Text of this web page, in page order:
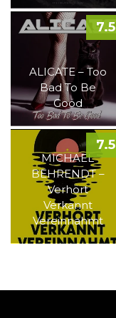
ALICATE – Too
Bad To Be
Good
7.5
MICHAEL
BEHRENDT –
Verhört
Verkannt
Vereinnahmt
7.5